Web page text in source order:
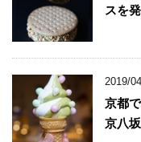
スを
2019/
京都
京八